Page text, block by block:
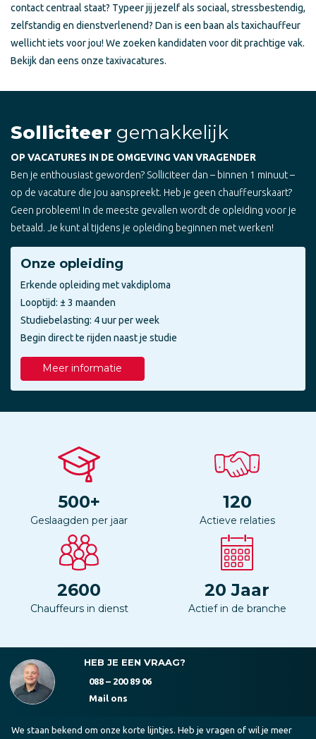
contact centraal staat? Typeer jij jezelf als sociaal, stressbestendig,
zelfstandig en dienstverlenend? Dan is een baan als taxichauffeur
wellicht iets voor jou! We zoeken kandidaten voor dit prachtige vak.
Bekijk dan eens onze taxivacatures.
Solliciteer gemakkelijk
OP VACATURES IN DE OMGEVING VAN VRAGENDER
Ben je enthousiast geworden? Solliciteer dan – binnen 1 minuut –
op de vacature die jou aanspreekt. Heb je geen chauffeurskaart?
Geen probleem! In de meeste gevallen wordt de opleiding voor je
betaald. Je kunt al tijdens je opleiding beginnen met werken!
Onze opleiding
Erkende opleiding met vakdiploma
Looptijd: ± 3 maanden
Studiebelasting: 4 uur per week
Begin direct te rijden naast je studie
Meer informatie
500+
Geslaagden per jaar
120
Actieve relaties
2600
Chauffeurs in dienst
20 Jaar
Actief in de branche
HEB JE EEN VRAAG?
088 – 200 89 06
Mail ons
We staan bekend om onze korte lijntjes. Heb je vragen of wil je meer